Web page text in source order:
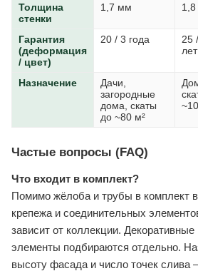
Толщина
стенки
1,7 мм
Гарантия
(деформация
/ цвет)
20 / 3 года
25
лет
Назначение
Дачи,
загородные
дома, скаты
до ~80 м²
Частые вопросы (FAQ)
Что входит в комплект?
Помимо жёлоба и трубы в комплект
крепежа и соединительных
зависит от коллекции.
элементы подбираются отдельно.
высоту фасада и число точек